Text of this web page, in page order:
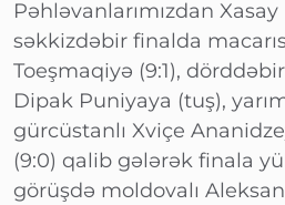
Pəhləvanlarımızdan
səkkizdəbir finalda
Toeşmaqiyə (9:1),
Dipak Puniyaya (tuş),
gürcüstanlı Xviçe
(9:0) qalib gələrək finala
görüşdə moldovalı